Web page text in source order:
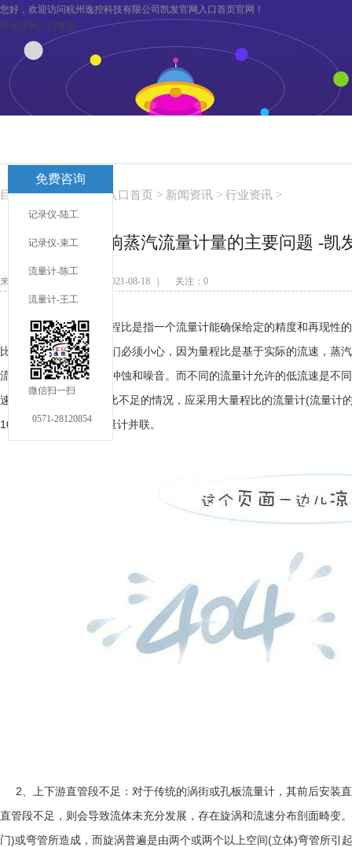
您好，欢迎访问杭州逸控科技有限公司凯发官网入口首页官网！
凯发官网入口首页
联系凯发官网入口首页 服务与支持
目前您在：凯发官网入口首页 > 新闻资讯 > 行业资讯 >
影响蒸汽流量计量的主要问题 -凯
来源：未知 发布日期：2021-08-18 | 关注： 0
、量程比不足 ：量程比是指一个流量计能确保给定的精度和再现性
比。但涉及量程比时我们必须小心，因为量程比是基于实际的流速，蒸
流动速度会引起系统的冲蚀和噪音。而不同的流量计允许的低流速是不
速为
，对于量程比不足的情况，应采用大量程比的流量计(流量计
100
1)或选择多个流量计并联。
2 、上下游直管段不足 ：对于传统的涡街或孔板流量计，其前后安装
直管段不足，则会导致流体未充分发展，存在旋涡和流速分布剖面畸变
门)或弯管所造成，而旋涡普遍是由两个或两个以上空间(立体)弯管所引
免费咨询
记录仪-陆工
记录仪-束工
流量计-陈工
流量计-王工
微信扫一扫
0571-28120854